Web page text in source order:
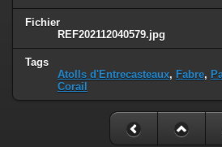
Fichier
REF202112040579.jpg
Tags
Atolls d'Entrecasteaux, Fabre,
Corail